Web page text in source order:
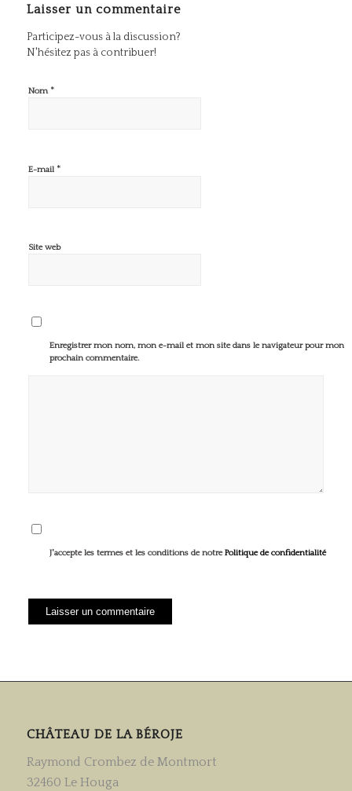
Laisser un commentaire
Participez-vous à la discussion?
N'hésitez pas à contribuer!
Nom *
E-mail *
Site web
Enregistrer mon nom, mon e-mail et mon site dans le navigateur pour mon
prochain commentaire.
J'accepte les termes et les conditions de notrePolitique de confidentialité
CHÂTEAU DE LA BÉROJE
Raymond Crombez de Montmort
32460 Le Houga